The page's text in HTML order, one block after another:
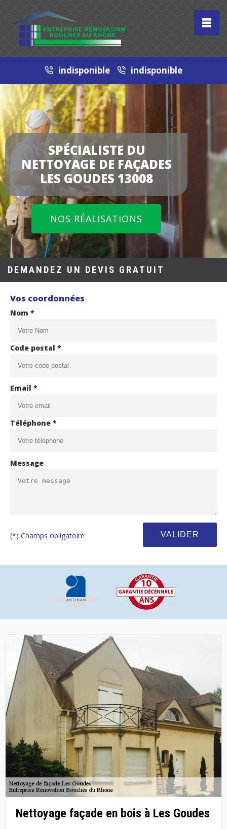
indisponible indisponible
SPÉCIALISTE DU
NETTOYAGE DE FAÇADES
LES GOUDES 13008
NOS RÉALISATIONS
DEMANDEZ UN DEVIS GRATUIT
Vos coordonnées
Nom *
Code postal *
Email *
Téléphone *
Message
(*) Champs obligatoire
Nettoyage façade en bois à Les Goudes